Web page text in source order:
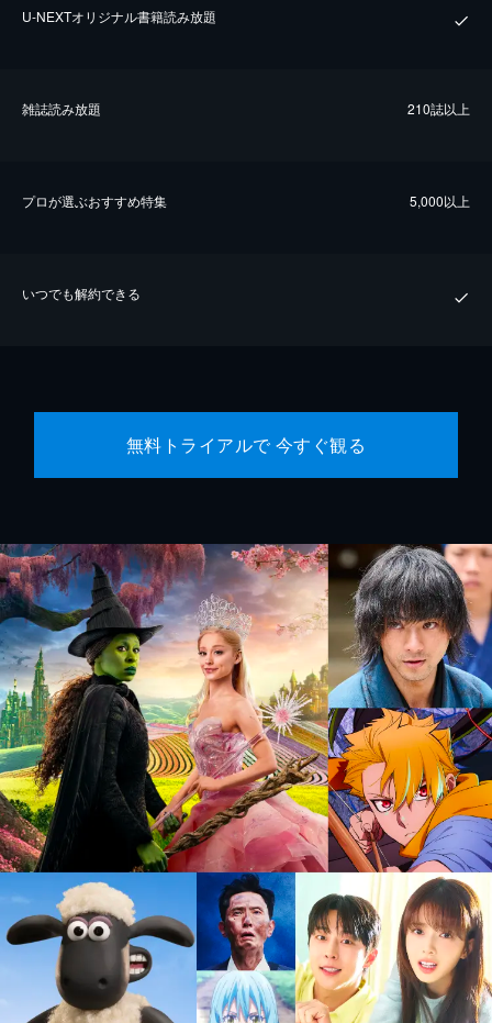
U-NEXTオリジナル書籍読み放題
雑誌読み放題 210誌以上
プロが選ぶおすすめ特集 5,000以上
いつでも解約できる
無料トライアルで 今すぐ観る